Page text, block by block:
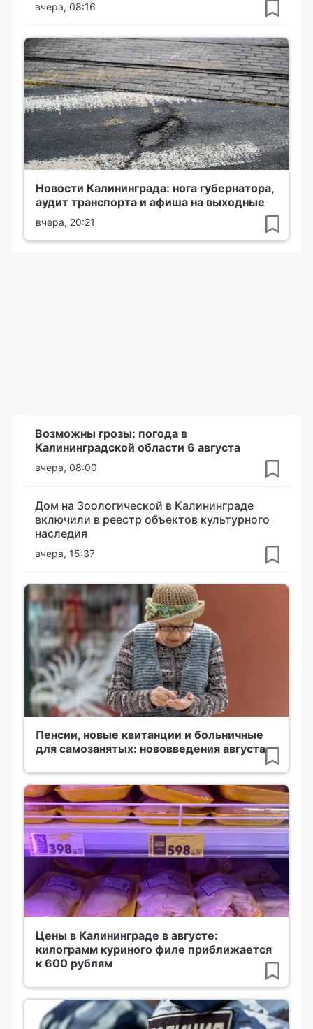
вчера, 08:16
Новости Калининграда: нога губернатора,
аудит транспорта и афиша на выходные
вчера, 20:21
Возможны грозы: погода в
Калининградской области 6 августа
вчера, 08:00
Дом на Зоологической в Калининграде
включили в реестр объектов культурного
наследия
вчера, 15:37
Пенсии, новые квитанции и больничные
для самозанятых: нововведения августа
Цены в Калининграде в августе:
килограмм куриного филе приближается
к 600 рублям